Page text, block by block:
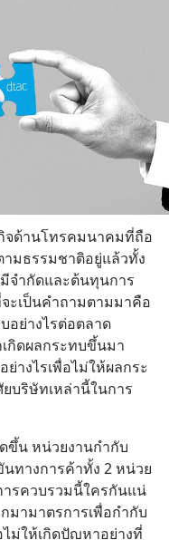
จด้านโทรคมนาคมที่ถือ
มธรรมชาติอยู่แล้วทั้ง
จำกัดและต้นทุนการ
ะเป็นคำถามตามมาคือ
อย่างไรต่อตลาด
กิดผลกระทบขึ้นมา
างไรเพื่อไม่ให้ผลกระ
บริษัทเหล่านี้ในการ
ขึ้น หน่วยงานกำกับ
ทางการค้าทั้ง 2 หน่วย
ารควบรวมนี้ใครกันแน่
มามาตรการเพื่อกำกับ
ม่ให้เกิดปัญหาอย่างที่